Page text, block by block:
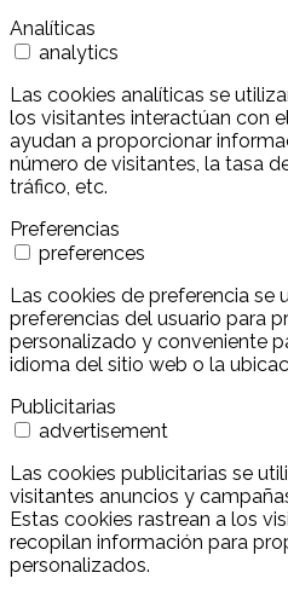
Analíticas
analytics
Las cookies analíticas se
los visitantes interactúan con
ayudan a proporcionar
número de visitantes, la tasa
tráfico, etc.
Preferencias
preferences
Las cookies de preferencia se
preferencias del usuario para
personalizado y conveniente
idioma del sitio web o la
Publicitarias
advertisement
Las cookies publicitarias se
visitantes anuncios y
Estas cookies rastrean a los
recopilan información para
personalizados.